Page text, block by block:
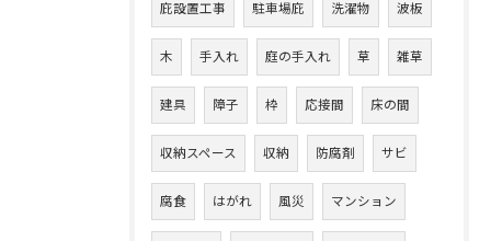
庇設置工事 駐車場庇 洗濯物 波板
木 手入れ 庭の手入れ 草 雑草
建具 障子 枠 応接間 床の間
収納スペース 収納 防腐剤 サビ
腐食 はがれ 風災 マンション